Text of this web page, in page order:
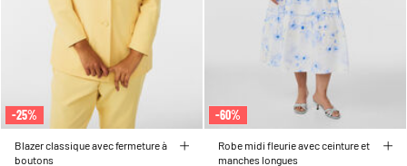
-25%
Blazer classique avec fermeture à
boutons
-60%
Robe midi fleurie avec ceinture et
manches longues